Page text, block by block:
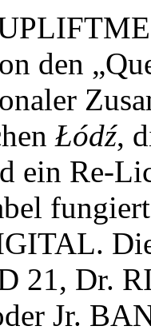
den
Łódź,
ein Re-
21, Dr.
Jr.